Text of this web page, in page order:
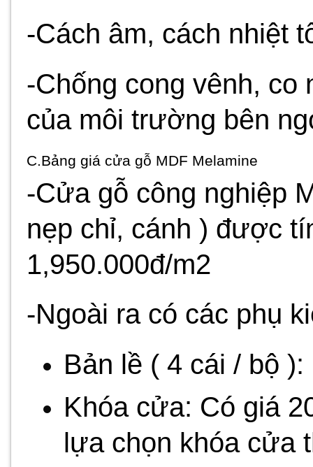
-Cách âm, cách nhiệt
-Chống cong vênh,
của môi trường bên
C.Bảng giá cửa gỗ MDF Melamine
-Cửa gỗ công nghiệp
nẹp chỉ, cánh ) được
1,950.000đ/m2
-Ngoài ra có các phụ
Bản lề ( 4 cái / bộ
Khóa cửa: Có giá
lựa chọn khóa cửa